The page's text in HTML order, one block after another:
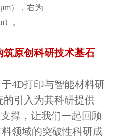
），右为
。
筑原创科研技术基石
4D打印与智能材料研
的引入为其科研提供
撑，让我们一起回顾
领域的突破性科研成